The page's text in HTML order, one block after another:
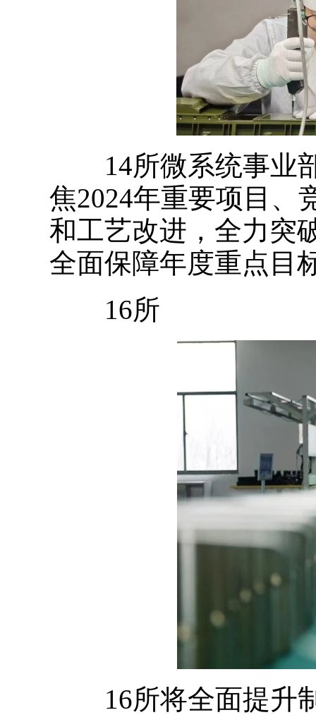
14所微系统事业部
焦2024年重要项目、
和工艺改进，全力突
全面保障年度重点目
16所
16所将全面提升制